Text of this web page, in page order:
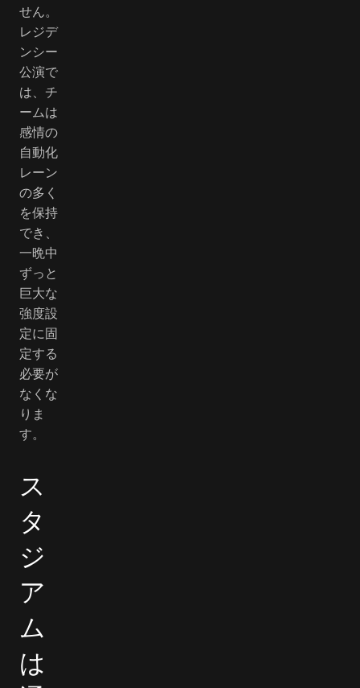
せん。
レジデ
ンシー
公演で
は、チ
ームは
感情の
自動化
レーン
の多く
を保持
でき、
一晩中
ずっと
巨大な
強度設
定に固
定する
必要が
なくな
りま
す。
ス
タ
ジ
ア
ム
は